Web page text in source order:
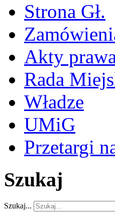
Strona Gł.
Akty
Rada
Władze
UMiG
Przetargi
Szukaj
Szukaj...